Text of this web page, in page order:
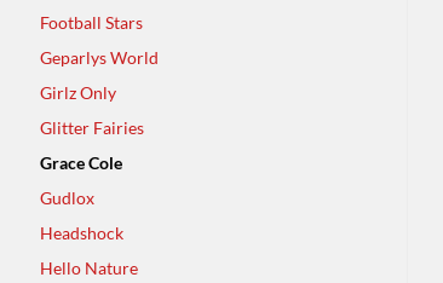
Football Stars
Geparlys World
Girlz Only
Glitter Fairies
Grace Cole
Gudlox
Headshock
Hello Nature